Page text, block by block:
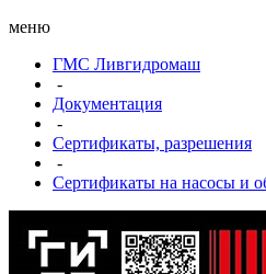
меню
ГМС Ливгидромаш
-
Документация
-
Сертификаты, разрешения
-
Сертификаты на насосы и